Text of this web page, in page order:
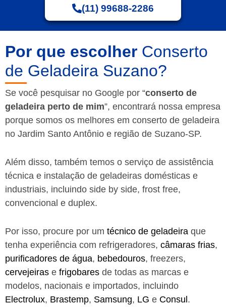
(11) 99688-2286
Por que escolher Conserto
de Geladeira Suzano?
Se você pesquisar no Google por “conserto de
geladeira perto de mim”, encontrará nossa empresa
porque somos os melhores em conserto de geladeira
no Jardim Santo Antônio e região de Suzano-SP.
Além disso, também temos o serviço de assistência
técnica e instalação de geladeiras domésticas e
industriais, incluindo side by side, frost free,
convencional e duplex.
Por isso, procure por um técnico de geladeira que
tenha experiência com refrigeradores, câmaras frias,
purificadores de água, bebedouros, freezers,
cervejeiras e frigobares de todas as marcas e
modelos, nacionais e importados, incluindo
Electrolux, Brastemp, Samsung, LG e Consul .